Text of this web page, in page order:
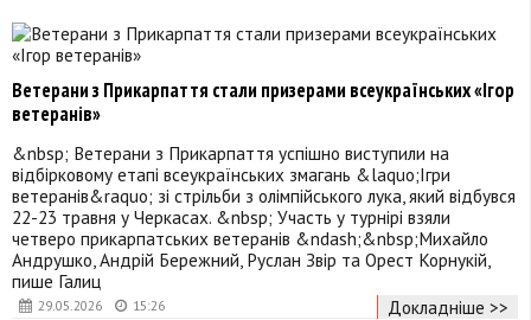
29.05.2026 15:26
Ветерани з Прикарпаття стали призерами всеукраїнських «Ігор
ветеранів»
&nbsp; Ветерани з Прикарпаття успішно виступили на
відбірковому етапі всеукраїнських змагань &laquo;Ігри
ветеранів&raquo; зі стрільби з олімпійського лука, який відбувся
22-23 травня у Черкасах. &nbsp; Участь у турнірі взяли
четверо прикарпатських ветеранів &ndash;&nbsp;Михайло
Андрушко, Андрій Бережний, Руслан Звір та Орест Корнукій,
пише Галиц
Докладніше >>